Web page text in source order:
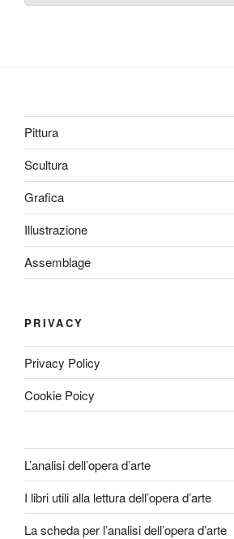
Pittura
Scultura
Grafica
Illustrazione
Assemblage
PRIVACY
Privacy Policy
Cookie Poicy
L’analisi dell’opera d’arte
I libri utili alla lettura dell’opera d’arte
La scheda per l’analisi dell’opera d’arte